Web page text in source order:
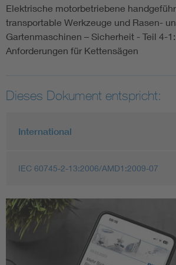
Elektrische motorbetriebene
transportable Werkzeuge und Rasen-
Gartenmaschinen – Sicherheit - Teil 4-
Anforderungen für Kettensägen
Dieses Dokument entspricht:
International
IEC 60745-2-13:2006/AMD1:2009-07